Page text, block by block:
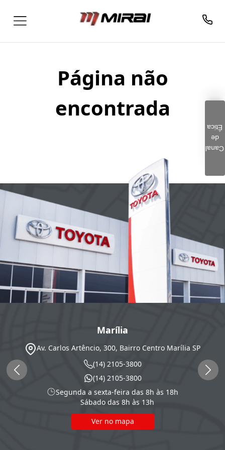
Página não
encontrada
Marília
Av. Carlos Artêncio, 300, Bairro Centro Marília SP
(14) 2105-3800
(14) 2105-3800
Segunda a sexta-feira das 8h às 18h
Sábado das 8h às 13h
Ver no mapa
Canal
de
Ética